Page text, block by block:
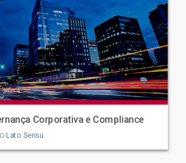
Corporativa e Compliance
Lato Sensu